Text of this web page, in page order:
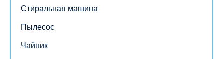
Стиральная машина
Пылесос
Чайник